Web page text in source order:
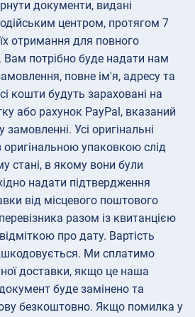
документи, видані
центром, протягом 7
отримання для повного
Вам потрібно буде надати нам
повне ім'я, адресу та
кошти будуть зараховані на
або рахунок PayPal, вказаний
замовленні. Усі оригінальні
оригінальною упаковкою слід
стані, в якому вони були
надати підтвердження
від місцевого поштового
разом із квитанцією
про дату. Вартість
Ми сплатимо
доставки, якщо це наша
буде замінено та
безкоштовно. Якщо помилка у